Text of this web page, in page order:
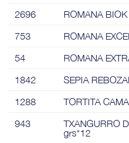
2696 ROMANA
753 ROMANA
54 ROMANA
1842 SEPIA
1288 TORTITA
943
TXANGURRO
grs*12